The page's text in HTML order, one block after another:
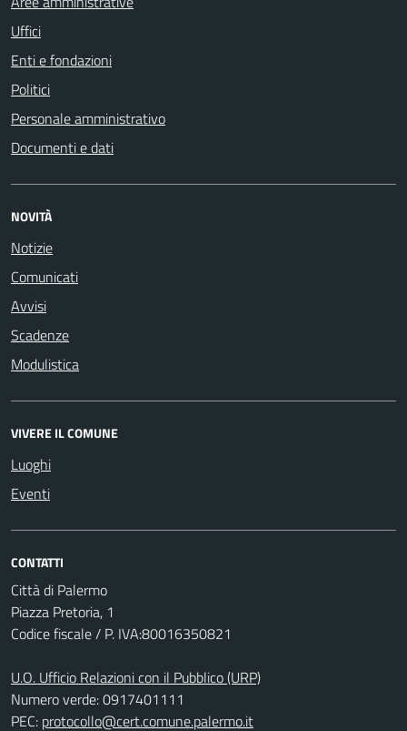
Uffici
Enti e fondazioni
Politici
Personale amministrativo
Documenti e dati
NOVITÀ
Notizie
Comunicati
Avvisi
Scadenze
Modulistica
VIVERE IL COMUNE
Luoghi
Eventi
CONTATTI
Città di Palermo
Piazza Pretoria, 1
Codice fiscale / P. IVA:80016350821
U.O. Ufficio Relazioni con il Pubblico (URP)
Numero verde: 0917401111
PEC: protocollo@cert.comune.palermo.it